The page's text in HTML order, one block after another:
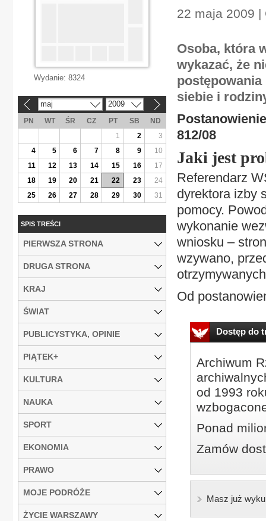
22 maja 2009 |
Osoba, która
wykazać, że
siebie i
812/08
Jaki jest
Referendarz
dyrektora izby
pomocy.
wykonanie
wniosku –
wzywano,
Od
Dostęp do
Archiwum
od 1993
Ponad
Zamów
Masz już
Wydanie: 8324
maj 2009
PN WT ŚR CZ PT SB
ND
1
2
3
4
5 6 7 8 9
10
11
12 13 14 15 16
17
18
19 20 21 22 23
24
25
26 27 28 29 30 31
SPIS TREŚCI
PIERWSZA STRONA
DRUGA STRONA
KRAJ
ŚWIAT
PUBLICYSTYKA, OPINIE
PIĄTEK+
KULTURA
NAUKA
SPORT
EKONOMIA
PRAWO
MOJE PODRÓŻE
ŻYCIE WARSZAWY